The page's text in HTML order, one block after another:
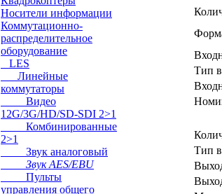
Носители информации
Коммутационно-
распределительное
оборудование
LES
Линейные
коммутаторы
Видео
12G/3G/HD/SD-SDI 2>1
Комбинированные
2>1
Звук аналоговый
Звук AES/EBU
Пульты
управления общего
Тип
Тип